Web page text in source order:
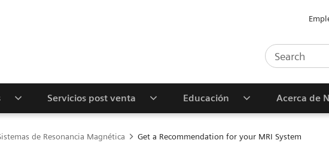
Servicios post venta Educación Acerca de
de Resonancia Magnética Get a Recommendation for your MRI System